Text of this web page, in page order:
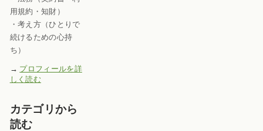
用規約・知財）
・考え方（ひとりで
続けるための心持
ち）
→ プロフィールを詳
しく読む
カテゴリから
読む